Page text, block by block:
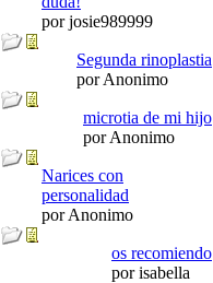
por josie989999
Segunda rinoplastia
por Anonimo
microtia de mi hijo
por Anonimo
Narices con
personalidad
por Anonimo
os recomiendo
por isabella